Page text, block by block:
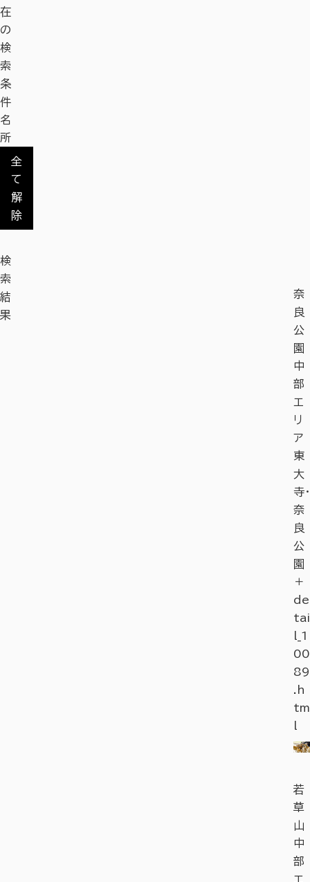
在
の
検
索
条
件
名
所
全
て
解
除
検
索
結
果
奈
良
公
園
中
部
エ
リ
ア
東
大
寺・
奈
良
公
園
＋
de
tai
l_1
00
89
.h
tm
若
草
山
中
部
エ